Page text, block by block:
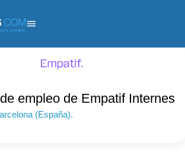
empleo de Empatif Internes
(España).